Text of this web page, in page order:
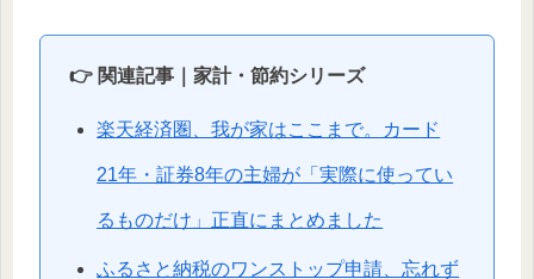
👉 関連記事｜家計・節約シリーズ
楽天経済圏、我が家はここまで。カード
21年・証券8年の主婦が「実際に使ってい
るものだけ」正直にまとめました
ふるさと納税のワンストップ申請、忘れず